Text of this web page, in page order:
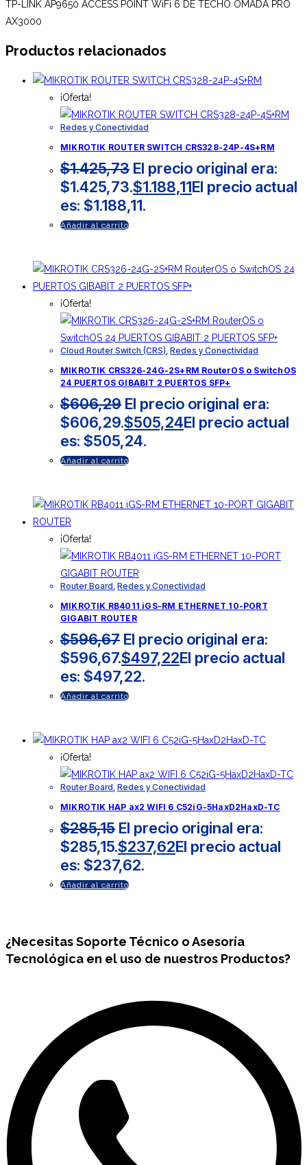
TP-LINK AP9650 ACCESS POINT WiFi 6 DE TECHO OMADA PRO
AX3000
Productos relacionados
¡Oferta!
Redes y Conectividad
MIKROTIK ROUTER SWITCH CRS328-24P-4S+RM
$1.425,73 El precio original era:
$1.425,73.$1.188,11El precio actual
es: $1.188,11.
Añadir al carrito
¡Oferta!
Cloud Router Switch (CRS) Redes y Conectividad
MIKROTIK CRS326-24G-2S+RM RouterOS o SwitchOS
24 PUERTOS GIBABIT 2 PUERTOS SFP+
$606,29 El precio original era:
$606,29.$505,24El precio actual
es: $505,24.
Añadir al carrito
¡Oferta!
Router Board Redes y Conectividad
MIKROTIK RB4011 iGS-RM ETHERNET 10-PORT
GIGABIT ROUTER
$596,67 El precio original era:
$596,67.$497,22El precio actual
es: $497,22.
Añadir al carrito
¡Oferta!
Router Board Redes y Conectividad
MIKROTIK HAP ax2 WIFI 6 C52iG-5HaxD2HaxD-TC
$285,15 El precio original era:
$285,15.$237,62El precio actual
es: $237,62.
Añadir al carrito
¿NecesitasSoporte Técnico o Asesoría
Tecnológica en el uso de nuestros Productos?